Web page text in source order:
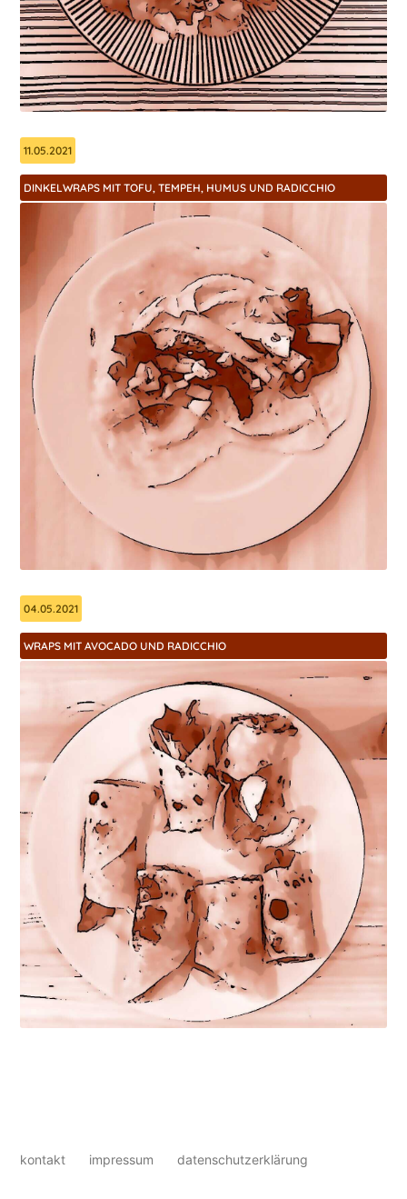
11.05.2021
DINKELWRAPS MIT TOFU, TEMPEH, HUMUS UND RADICCHIO
04.05.2021
WRAPS MIT AVOCADO UND RADICCHIO
kontakt impressum datenschutzerklärung